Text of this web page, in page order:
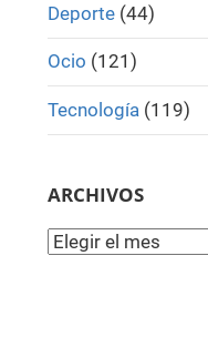
Deporte(44)
Ocio (121)
Tecnología(119)
ARCHIVOS
Archivos